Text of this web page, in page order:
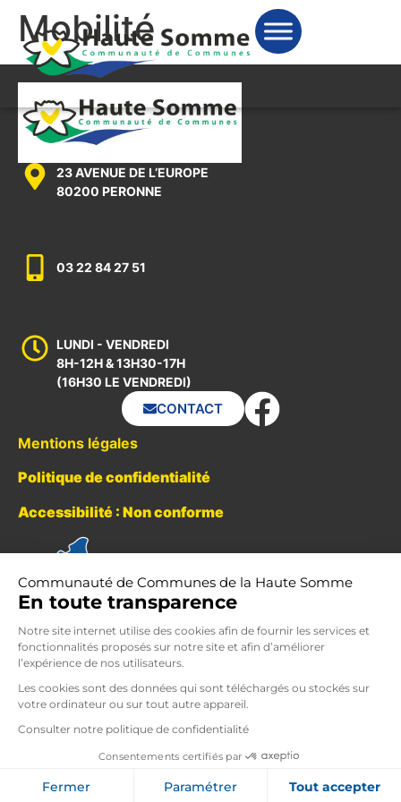
Mobilité
23 AVENUE DE L’EUROPE
80200 PERONNE
03 22 84 27 51
LUNDI - VENDREDI
8H-12H & 13H30-17H
(16H30 LE VENDREDI)
CONTACT
Mentions légales
Politique de confidentialité
Accessibilité : Non conforme
Communauté de Communes de la Haute Somme
En toute transparence
Notre site internet utilise des cookies afin de fournir les services et
fonctionnalités proposés sur notre site et afin d’améliorer
l’expérience de nos utilisateurs.
Les cookies sont des données qui sont téléchargés ou stockés sur
votre ordinateur ou sur tout autre appareil.
Consulter notre politique de confidentialité
Consentements certifiés par
Fermer Paramétrer Tout accepter
VOS PARAMÈTRES DE COOKIES